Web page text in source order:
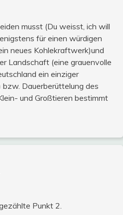
musst (Du weisst, ich will
für einen würdigen
neues Kohlekraftwerk)und
Landschaft (eine grauenvolle
ein einziger
Dauerberüttelung des
und Großtieren bestimmt
Punkt 2.